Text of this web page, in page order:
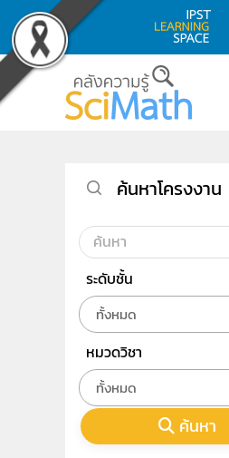
Skip to main content
ค้นหาโครงงาน
ระดับชั้น
ทั้งหมด
หมวดวิชา
ทั้งหมด
ค้นหา